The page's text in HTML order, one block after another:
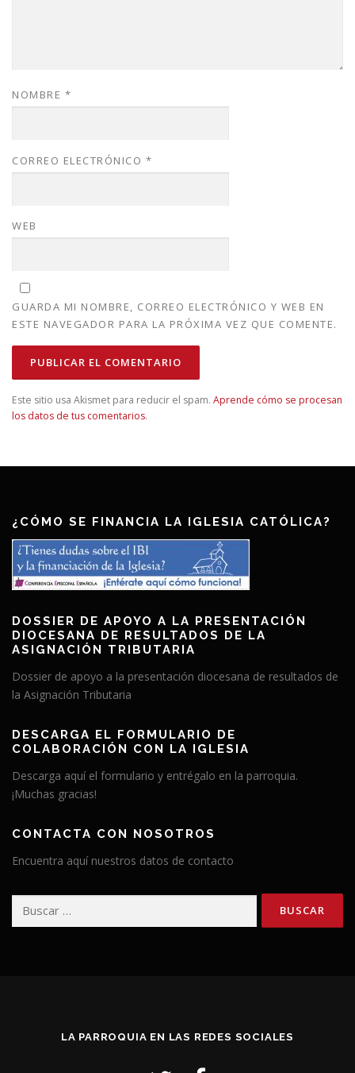
NOMBRE *
CORREO ELECTRÓNICO *
WEB
GUARDA MI NOMBRE, CORREO ELECTRÓNICO Y WEB EN
ESTE NAVEGADOR PARA LA PRÓXIMA VEZ QUE COMENTE.
Este sitio usa Akismet para reducir el spam. Aprende cómo se procesan
los datos de tus comentarios.
¿CÓMO SE FINANCIA LA IGLESIA CATÓLICA?
DOSSIER DE APOYO A LA PRESENTACIÓN
DIOCESANA DE RESULTADOS DE LA
ASIGNACIÓN TRIBUTARIA
Dossier de apoyo a la presentación diocesana de resultados de
la Asignación Tributaria
DESCARGA EL FORMULARIO DE
COLABORACIÓN CON LA IGLESIA
Descarga aquí el formulario y entrégalo en la parroquia.
¡Muchas gracias!
CONTACTA CON NOSOTROS
Encuentra aquí nuestros datos de contacto
LA PARROQUIA EN LAS REDES SOCIALES